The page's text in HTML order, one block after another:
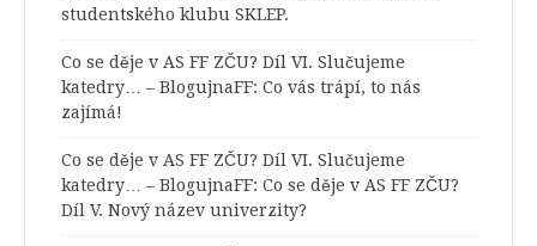
studentského klubu SKLEP.
Co se děje v AS FF ZČU? Díl VI. Slučujeme
katedry… – BlogujnaFF: Co vás trápí, to nás
zajímá!
Co se děje v AS FF ZČU? Díl VI. Slučujeme
katedry… – BlogujnaFF: Co se děje v AS FF ZČU?
Díl V. Nový název univerzity?